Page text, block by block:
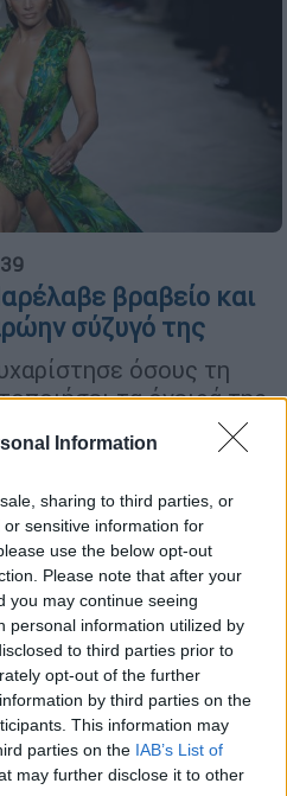
Information
sharing to third parties, or
sensitive information for
use the below opt-out
Please note that after your
you may continue seeing
personal information utilized by
to third parties prior to
opt-out of the further
by third parties on the
This information may
parties on the IAB’s List of
may further disclose it to other
βραβείο και
σύζυγό της
όσους τη
τα όνειρά της